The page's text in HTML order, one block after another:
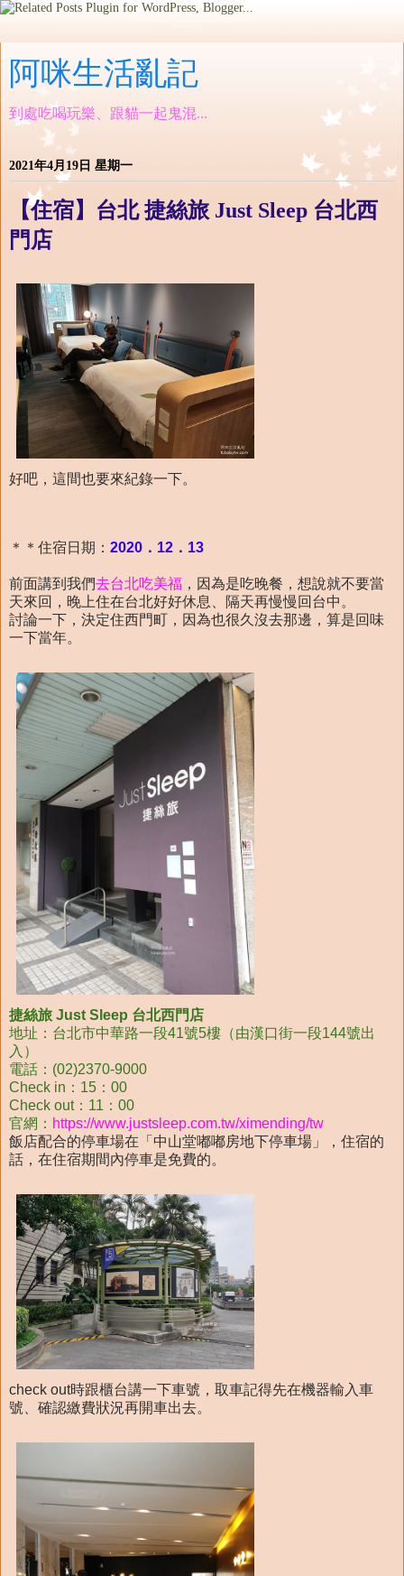
阿咪生活亂記
到處吃喝玩樂、跟貓一起鬼混...
2021年4月19日 星期一
【住宿】台北 捷絲旅 Just Sleep 台北西
門店
好吧，這間也要來紀錄一下。
＊＊住宿日期： 2020．12．13
前面講到我們去台北吃美福 ，因為是吃晚餐，想說就不要當
天來回，晚上住在台北好好休息、隔天再慢慢回台中。
討論一下，決定住西門町，因為也很久沒去那邊，算是回味
一下當年。
捷絲旅 Just Sleep 台北西門店
地址：台北市中華路一段41號5樓（由漢口街一段144號出
入）
電話：(02)2370-9000
Check in：15：00
Check out：11：00
官網： https://www.justsleep.com.tw/ximending/tw
飯店配合的停車場在「中山堂嘟嘟房地下停車場」，住宿的
話，在住宿期間內停車是免費的。
check out時跟櫃台講一下車號，取車記得先在機器輸入車
號、確認繳費狀況再開車出去。